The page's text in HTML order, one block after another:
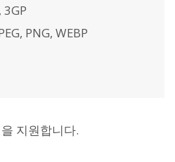
3GP
PNG, WEBP
지원합니다.